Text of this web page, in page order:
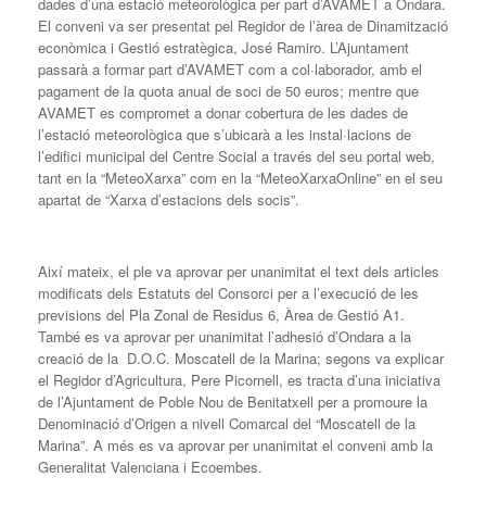
El conveni va ser presentat pel Regidor de l’àrea de Dinamització
econòmica i Gestió estratègica, José Ramiro. L’Ajuntament
passarà a formar part d’AVAMET com a col·laborador, amb el
pagament de la quota anual de soci de 50 euros; mentre que
AVAMET es compromet a donar cobertura de les dades de
l’estació meteorològica que s’ubicarà a les instal·lacions de
l’edifici municipal del Centre Social a través del seu portal web,
tant en la “MeteoXarxa” com en la “MeteoXarxaOnline” en el seu
apartat de “Xarxa d’estacions dels socis”.
Així mateix, el ple va aprovar per unanimitat el text dels articles
modificats dels Estatuts del Consorci per a l’execució de les
previsions del Pla Zonal de Residus 6, Àrea de Gestió A1.
També es va aprovar per unanimitat l’adhesió d’Ondara a la
creació de la D.O.C. Moscatell de la Marina; segons va explicar
el Regidor d’Agricultura, Pere Picornell, es tracta d’una iniciativa
de l’Ajuntament de Poble Nou de Benitatxell per a promoure la
Denominació d’Origen a nivell Comarcal del “Moscatell de la
Marina”. A més es va aprovar per unanimitat el conveni amb la
Generalitat Valenciana i Ecoembes.